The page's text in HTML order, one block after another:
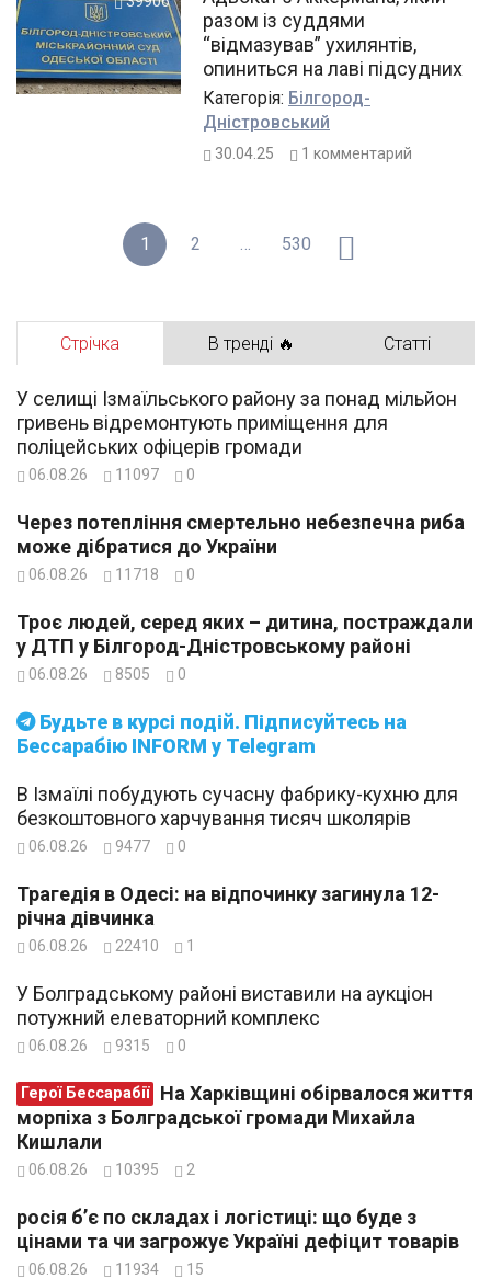
разом із суддями
“відмазував” ухилянтів,
опиниться на лаві підсудних
Категорiя: Білгород-
Дністровський
30.04.25 1 комментарий
1 2 … 530
Стрічка В тренді 🔥 Статті
Будьте в курсі подій. Підписуйтесь на
Бессарабію INFORM у Telegram
У селищі Ізмаїльського району за понад мільйон
гривень відремонтують приміщення для
поліцейських офіцерів громади
06.08.26 11097 0
Через потепління смертельно небезпечна риба
може дібратися до України
06.08.26 11718 0
Троє людей, серед яких – дитина, постраждали
у ДТП у Білгород-Дністровському районі
06.08.26 8505 0
В Ізмаїлі побудують сучасну фабрику-кухню для
безкоштовного харчування тисяч школярів
06.08.26 9477 0
Трагедія в Одесі: на відпочинку загинула 12-
річна дівчинка
06.08.26 22410 1
У Болградському районі виставили на аукціон
потужний елеваторний комплекс
06.08.26 9315 0
Герої Бессарабії
морпіха з Болградської громади Михайла
Кишлали
06.08.26 10395 2
росія б’є по складах і логістиці: що буде з
цінами та чи загрожує Україні дефіцит товарів
06.08.26 11934 15